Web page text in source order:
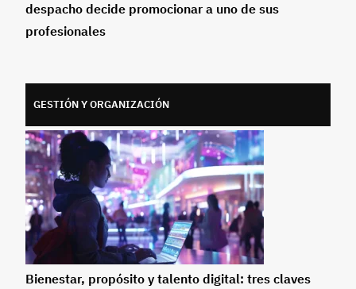
despacho decide promocionar a uno de sus
profesionales
GESTIÓN Y ORGANIZACIÓN
Bienestar, propósito y talento digital: tres claves